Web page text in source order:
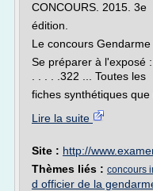
CONCOURS. 2015. 3e
édition.
Le concours
Se préparer à l'exposé
. . . . .322 ... Toutes les
fiches synthétiques que
Lire la suite
Site : http://
Thèmes liés : concours
d officier de la